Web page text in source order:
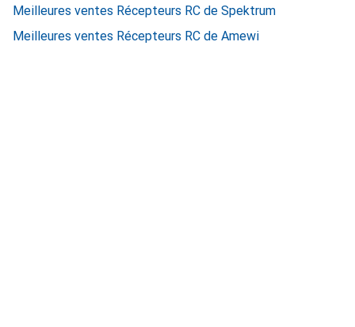
Meilleures ventes Récepteurs RC de Spektrum
Meilleures ventes Récepteurs RC de Amewi